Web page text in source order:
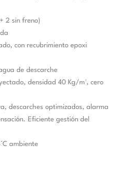
2 sin freno)
con recubrimiento epoxi
de descarche
densidad 40 Kg/m³, cero
descarches optimizados, alarma
Eficiente gestión del
ambiente